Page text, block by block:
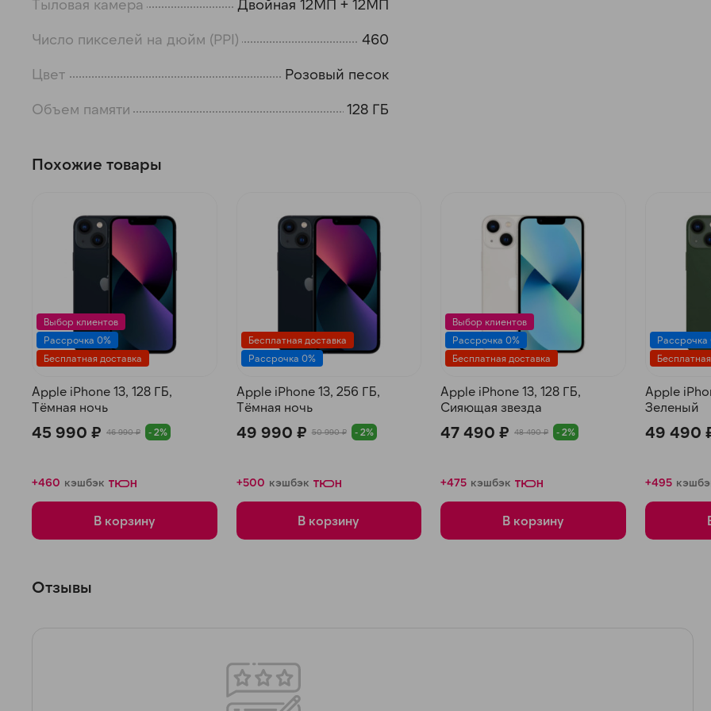
Тыловая камера
Двойная 12МП + 12МП
Число пикселей на дюйм (PPI)
460
Цвет
Розовый песок
Объем памяти
128 ГБ
Похожие товары
Выбор клиентов
Рассрочка 0%
Бесплатная доставка
Apple iPhone 13, 128 ГБ,
Тёмная ночь
45 990 ₽ 46 990 ₽ - 2%
+460 кэшбэк
В корзину
Бесплатная доставка
Рассрочка 0%
Apple iPhone 13, 256 ГБ,
Тёмная ночь
49 990 ₽ 50 990 ₽ - 2%
+500 кэшбэк
В корзину
Выбор клиентов
Рассрочка 0%
Бесплатная доставка
Apple iPhone 13, 128 ГБ,
Сияющая звезда
47 490 ₽ 48 490 ₽ - 2%
+475 кэшбэк
В корзину
Рассрочка
Apple
Зеленый
49 490
+495
Отзывы